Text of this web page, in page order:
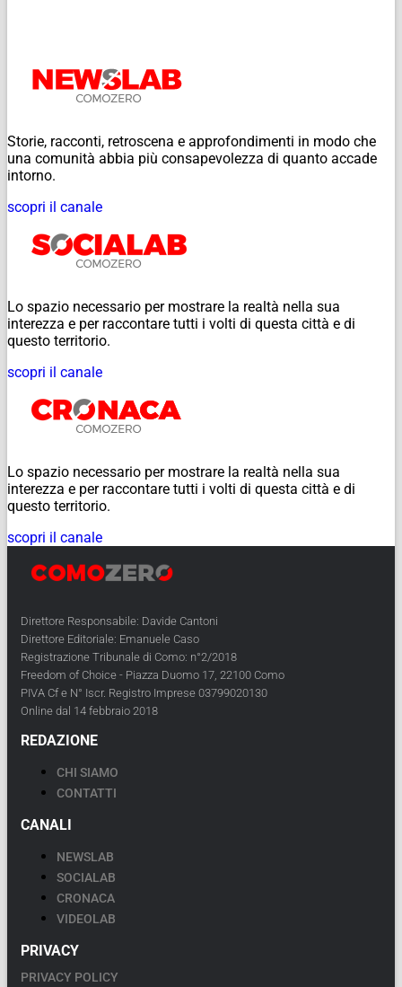
Storie, racconti, retroscena e approfondimenti in modo che
una comunità abbia più consapevolezza di quanto accade
intorno.
scopri il canale
Lo spazio necessario per mostrare la realtà nella sua
interezza e per raccontare tutti i volti di questa città e di
questo territorio.
scopri il canale
Lo spazio necessario per mostrare la realtà nella sua
interezza e per raccontare tutti i volti di questa città e di
questo territorio.
scopri il canale
Direttore Responsabile: Davide Cantoni
Direttore Editoriale: Emanuele Caso
Registrazione Tribunale di Como: n°2/2018
Freedom of Choice - Piazza Duomo 17, 22100 Como
PIVA Cf e N° Iscr. Registro Imprese 03799020130
Online dal 14 febbraio 2018
REDAZIONE
CHI SIAMO
CONTATTI
CANALI
NEWSLAB
SOCIALAB
CRONACA
VIDEOLAB
PRIVACY
PRIVACY POLICY